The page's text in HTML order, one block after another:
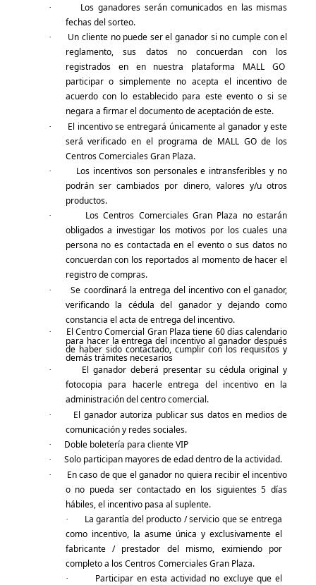
· Los ganadores serán comunicados en las mismas
fechas del sorteo.
·
Un cliente no puede ser el ganador si no cumple con el
reglamento, sus datos no concuerdan con los
registrados en en nuestra plataforma MALL GO
participar o simplemente no acepta el incentivo de
acuerdo con lo establecido para este evento o si se
negara a firmar el documento de aceptación de este.
·
El incentivo se entregará únicamente al ganador y este
será verificado en el programa de MALL GOde los
Centros Comerciales Gran Plaza.
·
Los incentivos son personales e intransferibles y no
podrán ser cambiados por dinero, valores y/u otros
productos.
·
Los Centros Comerciales Gran Plaza no estarán
obligados a investigar los motivos por los cuales una
persona no es contactada en el evento o sus datos no
concuerdan con los reportados al momento de hacer el
registro de compras.
·
Se coordinará la entrega del incentivo con el ganador,
verificando la cédula del ganador y dejando como
constancia el acta de entrega del incentivo.
· El Centro Comercial Gran Plaza tiene 60 días calendario
para hacer la entrega del incentivo al ganador después
de haber sido contactado, cumplir con los requisitos y
demás trámites necesarios
·
El ganador deberá presentar su cédula original y
fotocopia para hacerle entrega del incentivo en la
administración del centro comercial.
·
El ganador autoriza publicar sus datos en medios de
comunicación y redes sociales.
· Doble boletería para cliente VIP
· Solo participan mayores de edad dentro de la actividad.
·
En caso de que el ganador no quiera recibir el incentivo
o no pueda ser contactado en los siguientes 5 días
hábiles, el incentivo pasa al suplente.
·
La garantía del producto / servicio que se entrega
como incentivo, la asume única y exclusivamente el
fabricante / prestador del mismo, eximiendo por
completo a los Centros Comerciales Gran Plaza.
·
Participar en esta actividad no excluye que el